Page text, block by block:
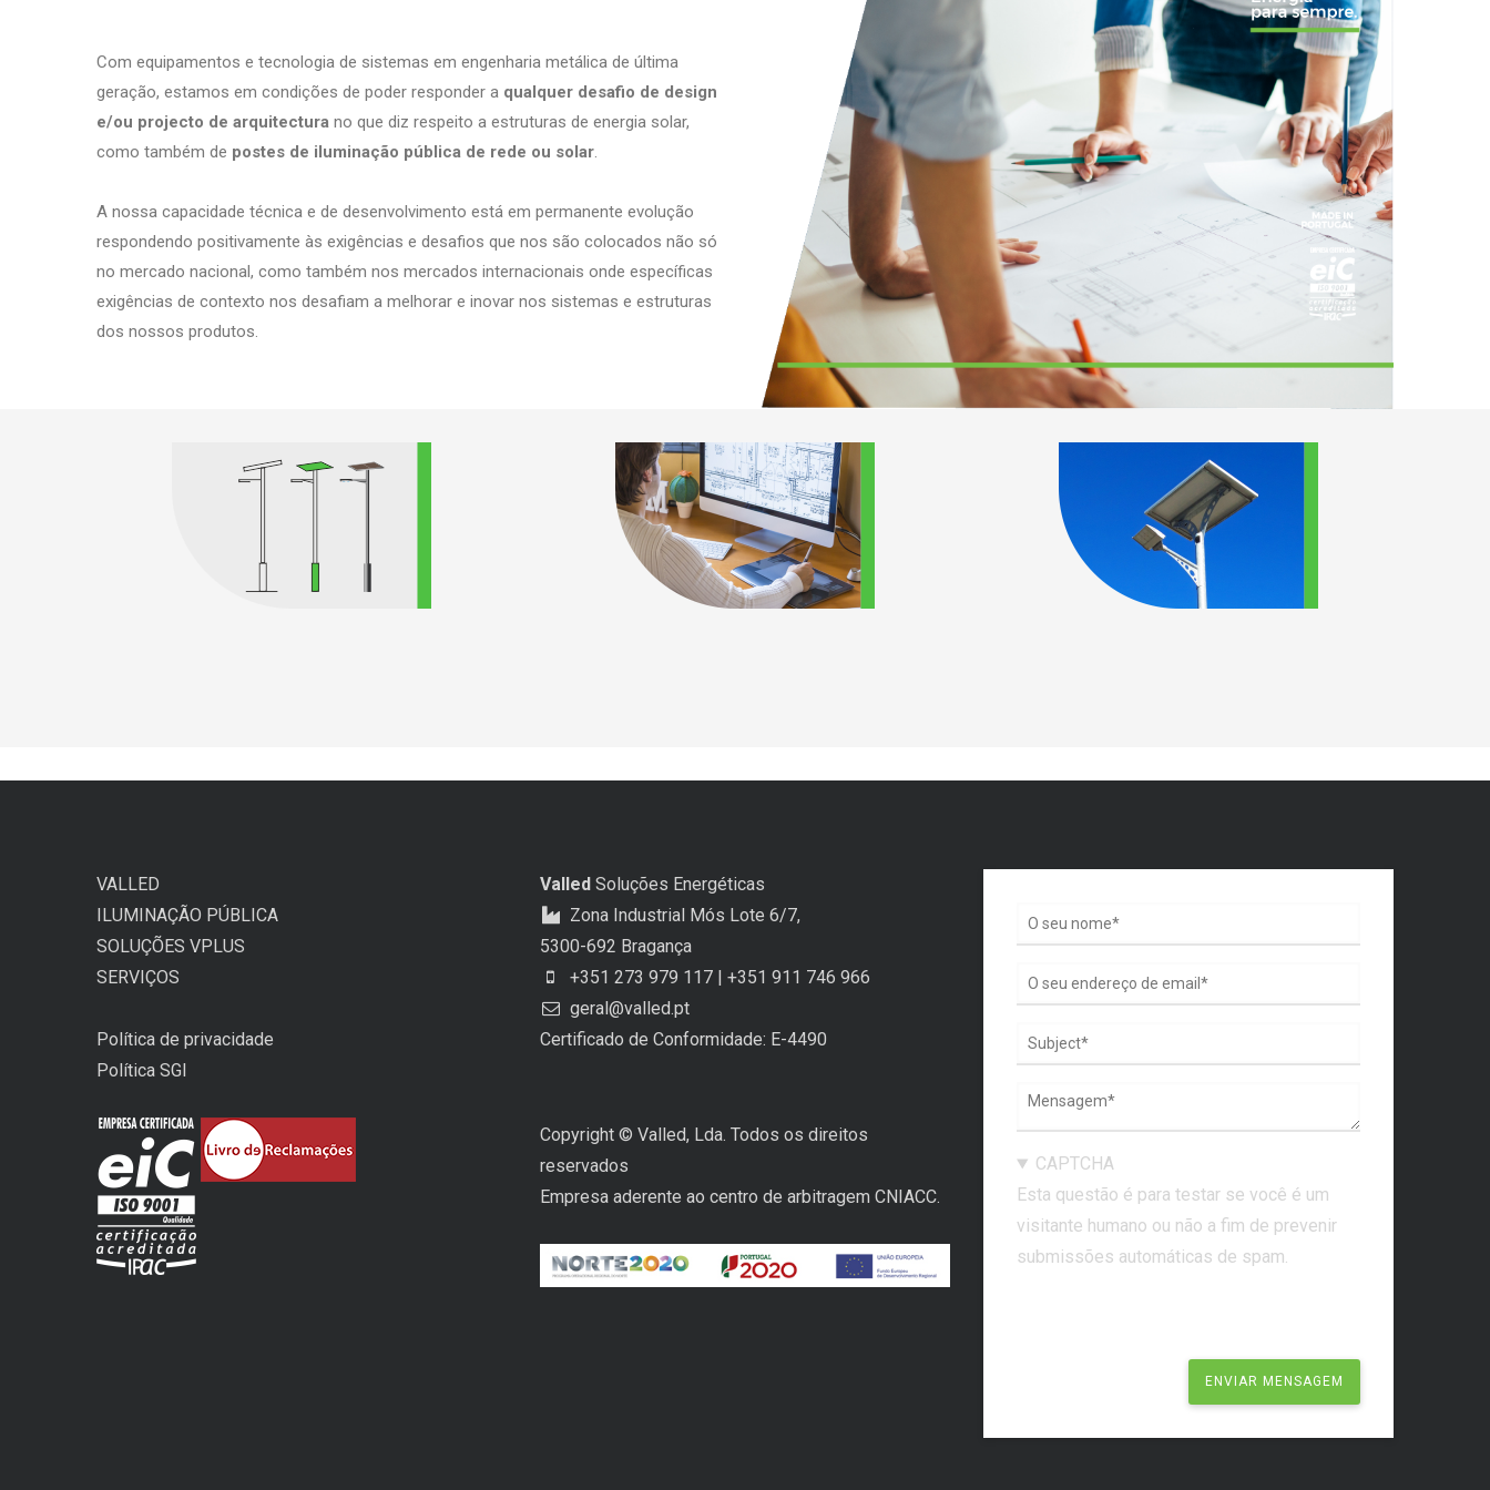
Com equipamentos e tecnologia de sistemas em engenharia metálica de última
geração, estamos em condições de poder responder a qualquer desafio de design
e/ou projecto de arquitectura no que diz respeito a estruturas de energia solar,
como também de postes de iluminação pública de rede ou solar.
A nossa capacidade técnica e de desenvolvimento está em permanente evolução
respondendo positivamente às exigências e desafios que nos são colocados não só
no mercado nacional, como também nos mercados internacionais onde específicas
exigências de contexto nos desafiam a melhorar e inovar nos sistemas e estruturas
dos nossos produtos.
VALLED
ILUMINAÇÃO PÚBLICA
SOLUÇÕES VPLUS
SERVIÇOS
Política de privacidade
Política SGI
Valled Soluções Energéticas
Zona Industrial Mós Lote 6/7,
5300-692 Bragança
+351 273 979 117 | +351 911 746 966
geral@valled.pt
Certificado de Conformidade: E-4490
Copyright © Valled, Lda. Todos os direitos
reservados
Empresa aderente ao centro de arbitragem CNIACC.
CAPTCHA
Esta questão é para testar se você é um
visitante humano ou não a fim de prevenir
submissões automáticas de spam.